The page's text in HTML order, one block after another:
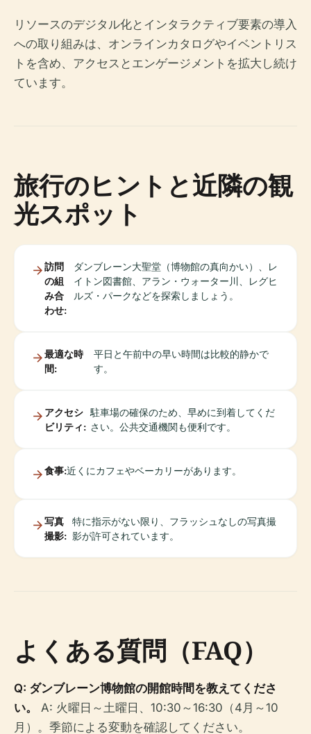
リソースのデジタル化とインタラクティブ要素の導入
への取り組みは、オンラインカタログやイベントリス
トを含め、アクセスとエンゲージメントを拡大し続け
ています。
旅行のヒントと近隣の観
光スポット
訪問
の組
み合
わせ:
ダンブレーン大聖堂（博物館の真向かい）、レ
イトン図書館、アラン・ウォーター川、レグヒ
ルズ・パークなどを探索しましょう。
最適な時
間:
平日と午前中の早い時間は比較的静かで
す。
アクセシ
ビリティ:
駐車場の確保のため、早めに到着してくだ
さい。公共交通機関も便利です。
食事:近くにカフェやベーカリーがあります。
写真
撮影:
特に指示がない限り、フラッシュなしの写真撮
影が許可されています。
よくある質問（FAQ）
Q: ダンブレーン博物館の開館時間を教えてくださ
い。
A: 火曜日～土曜日、10:30～16:30（4月～10
月）。季節による変動を確認してください。